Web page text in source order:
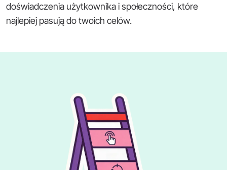
doświadczenia użytkownika i społeczności, które
najlepiej pasują do twoich celów.